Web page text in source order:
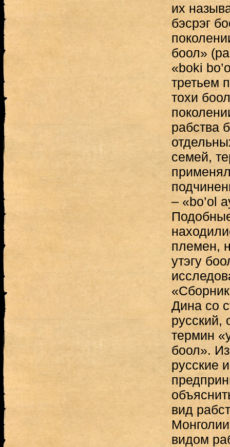
их
бэсрэг
боол»
«boki
третьем
тохи
рабства
семей,
– «bo’ol
племен,
утэгу
Дина со
русский,
термин
боол».
русские
вид
видом